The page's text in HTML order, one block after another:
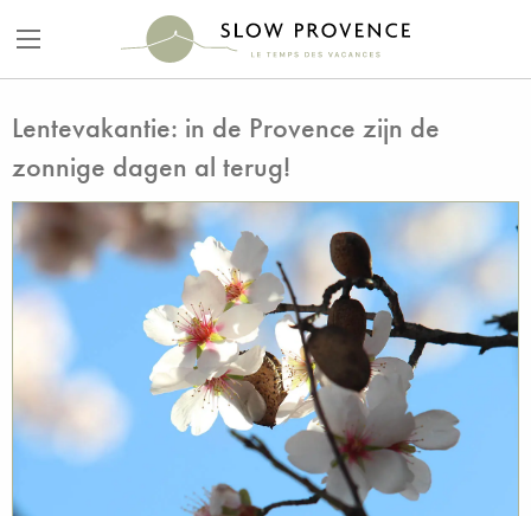
Lentevakantie: in de Provence zijn de
zonnige dagen al terug!